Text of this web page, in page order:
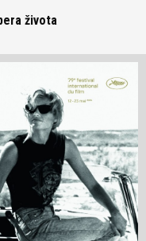
života
Impressum